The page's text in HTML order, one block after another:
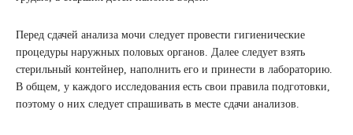
Перед сдачей анализа мочи следует провести гигиенические
процедуры наружных половых органов. Далее следует взять
стерильный контейнер, наполнить его и принести в лабораторию.
В общем, у каждого исследования есть свои правила подготовки,
поэтому о них следует спрашивать в месте сдачи анализов.